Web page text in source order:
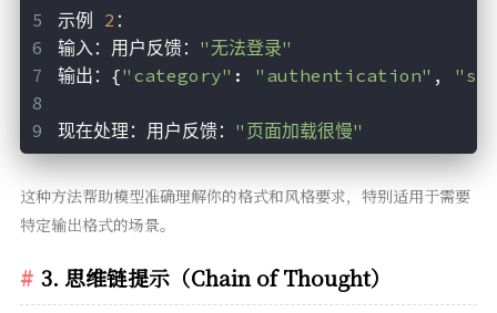
示例 2 ：
输入：用户反馈： "无法登录"
输出：{"category" : "authentication" ,
现在处理：用户反馈： "页面加载很慢"
这种方法帮助模型准确理解你的格式和风格要求，特别适用于需要
特定输出格式的场景。
3. 思维链提示（Chain of Thought）